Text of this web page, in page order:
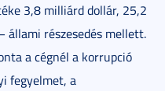
3,8 milliárd dollár, 25,2
állami részesedés mellett.
a cégnél a korrupció
fegyelmet, a